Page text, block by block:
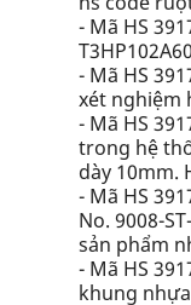
- Mã HS
- Mã HS
xét nghiệm
- Mã HS
trong hệ
dày 10mm.
- Mã HS
No. 9008-
sản phẩm
- Mã HS
khung